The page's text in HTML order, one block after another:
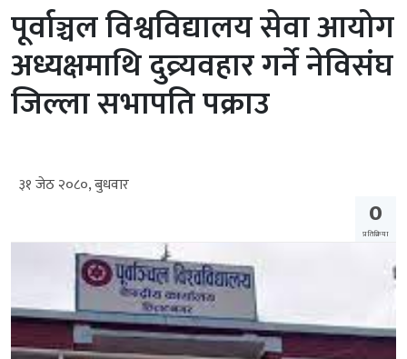
पूर्वाञ्चल विश्वविद्यालय सेवा आयोग
अध्यक्षमाथि दुव्र्यवहार गर्ने नेविसंघ
जिल्ला सभापति पक्राउ
३१ जेठ २०८०, बुधवार
0
प्रतिक्रिया